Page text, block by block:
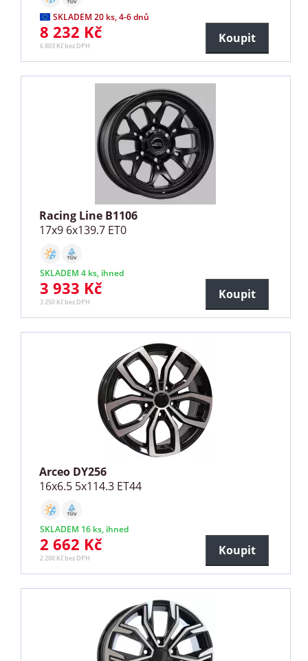
SKLADEM 20 ks, 4-6 dnů
8 232 Kč
6 803 Kč bez DPH
Koupit
Racing Line B1106
17x9 6x139.7 ET0
SKLADEM 4 ks, ihned
3 933 Kč
3 250 Kč bez DPH
Koupit
Arceo DY256
16x6.5 5x114.3 ET44
SKLADEM 16 ks, ihned
2 662 Kč
2 200 Kč bez DPH
Koupit